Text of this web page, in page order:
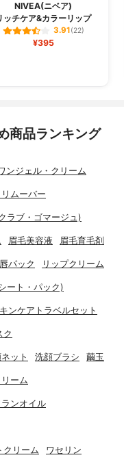
NIVEA(ニベア)
ッチケア&カラーリップ
3.91(22)
¥395
商品ランキング
ンジェル・クリーム
ムーバー
ラブ・ゴマージュ)
眉毛美容液 眉毛育毛剤
唇パック リップクリーム
ート・パック)
ンケアトラベルセット
ク
ット 洗顔ブラシ 繭玉
ーム
ランオイル
クリーム ワセリン